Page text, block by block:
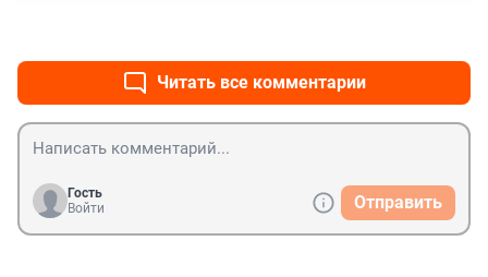
Читать все комментарии
Гость
Войти
Отправить